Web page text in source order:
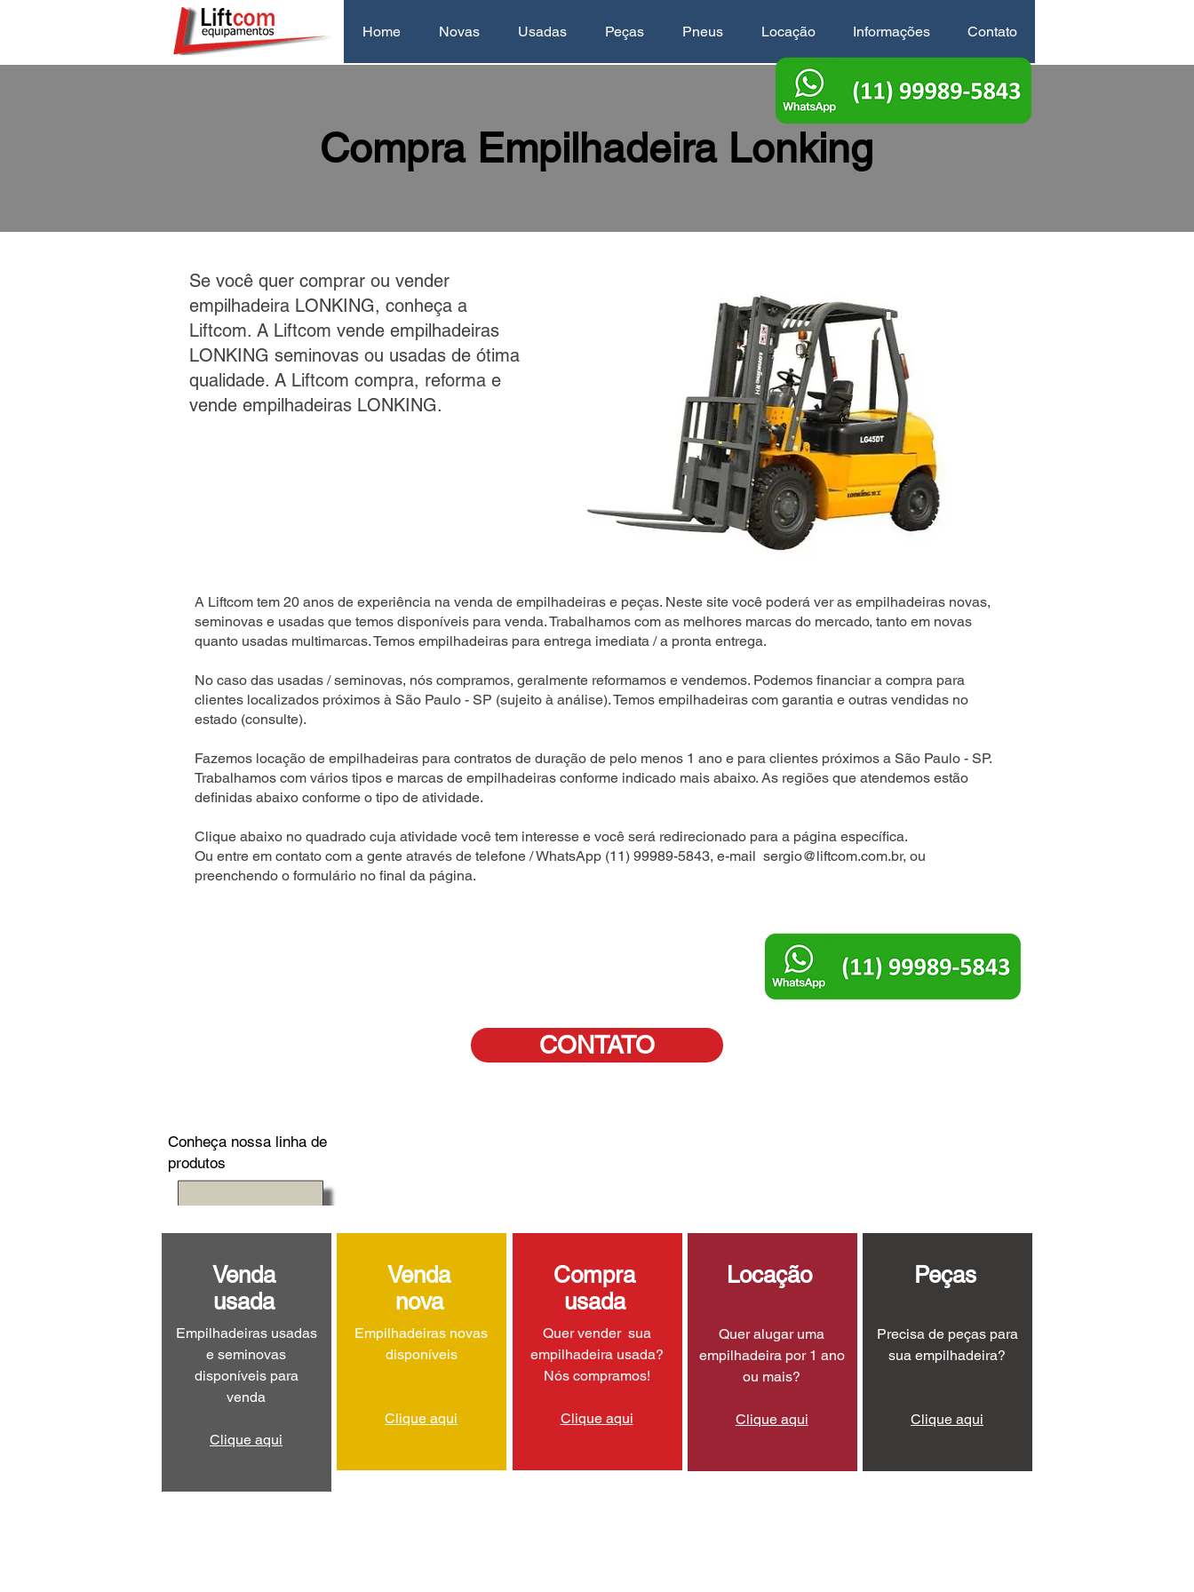
Home Novas Usadas Peças Pneus Locação Informações Contato
Compra Empilhadeira Lonking
Se você quer comprar ou vender
empilhadeira LONKING, conheça a
Liftcom. A Liftcom vende empilhadeiras
LONKING seminovas ou usadas de ótima
qualidade. A Liftcom compra, reforma e
vende empilhadeiras LONKING.
A Liftcom tem 20 anos de experiência na venda de empilhadeiras e peças. Neste site você poderá ver as empilhadeiras novas,
seminovas e usadas que temos disponíveis para venda. Trabalhamos com as melhores marcas do mercado, tanto em novas
quanto usadas multimarcas. Temos empilhadeiras para entrega imediata / a pronta entrega.
No caso das usadas / seminovas, nós compramos, geralmente reformamos e vendemos. Podemos financiar a compra para
clientes localizados próximos à São Paulo - SP (sujeito à análise). Temos empilhadeiras com garantia e outras vendidas no
estado (consulte).
Fazemos locação de empilhadeiras para contratos de duração de pelo menos 1 ano e para clientes próximos a São Paulo - SP.
Trabalhamos com vários tipos e marcas de empilhadeiras conforme indicado mais abaixo. As regiões que atendemos estão
definidas abaixo conforme o tipo de atividade.
Clique abaixo no quadrado cuja atividade você tem interesse e você será redirecionado para a página específica.
Ou entre em contato com a gente através de telefone / WhatsApp (11) 99989-5843, e-mail sergio@liftcom.com.br, ou
preenchendo o formulário no final da página.
CONTATO
Conheça nossa linha de
produtos
Venda
usada
Empilhadeiras usadas
e seminovas
disponíveis para
venda
Clique aqui
Venda
nova
Empilhadeiras novas
disponíveis
Clique aqui
Compra
usada
Quer vender sua
empilhadeira usada?
Nós compramos!
Clique aqui
Locação
Quer alugar uma
empilhadeira por 1 ano
ou mais?
Clique aqui
Peças
Precisa de peças para
sua empilhadeira?
Clique aqui